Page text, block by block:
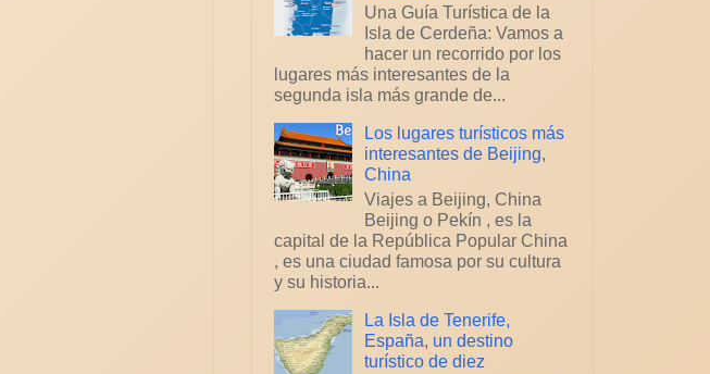
Una Guía Turística de la
Isla de Cerdeña: Vamos a
hacer un recorrido por los
lugares más interesantes de la
segunda isla más grande de...
Los lugares turísticos más
interesantes de Beijing,
China
Viajes a Beijing, China
Beijing o Pekín , es la
capital de la República Popular China
, es una ciudad famosa por su cultura
y su historia...
La Isla de Tenerife,
España, un destino
turístico de diez